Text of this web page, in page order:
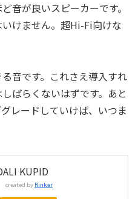
音が良いスピーカーです。
けません。超Hi-Fi向けな
音です。これさえ導入すれ
ばらくないはずです。あと
レードしていけば、いつま
KUPID
created by Rinker